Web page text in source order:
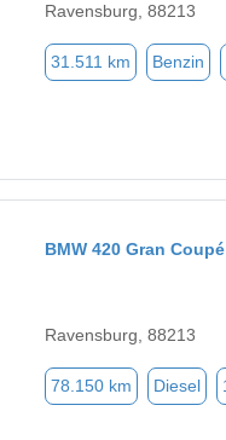
Ravensburg, 88213
31.511 km Benzin
BMW 420 Gran Coupé
Ravensburg, 88213
78.150 km Diesel